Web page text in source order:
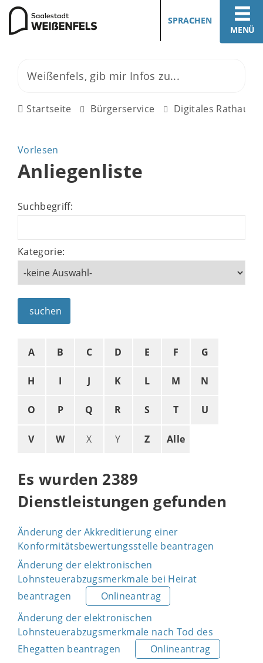
MENÜ
SPRACHEN
Startseite Bürgerservice Digitales Rathaus
Vorlesen
Anliegenliste
Suchbegriff:
Kategorie:
suchen
A B C D E F G
H I J K L M N
O P Q R S T U
V W X Y Z Alle
Es wurden 2389
Dienstleistungen gefunden
Änderung der Akkreditierung einer
Konformitätsbewertungsstelle beantragen
Änderung der elektronischen
Lohnsteuerabzugsmerkmale bei Heirat
beantragen
Onlineantrag
Änderung der elektronischen
Lohnsteuerabzugsmerkmale nach Tod des
Ehegatten beantragen
Onlineantrag